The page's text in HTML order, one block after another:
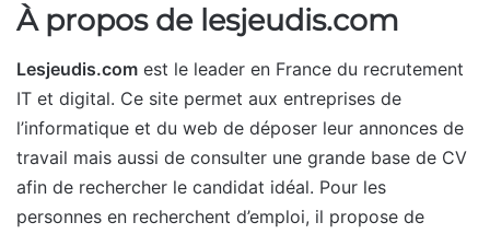
À propos de lesjeudis.com
Lesjeudis.com est le leader en France du recrutement
IT et digital. Ce site permet aux entreprises de
l’informatique et du web de déposer leur annonces de
travail mais aussi de consulter une grande base de CV
afin de rechercher le candidat idéal. Pour les
personnes en recherchent d’emploi, il propose de